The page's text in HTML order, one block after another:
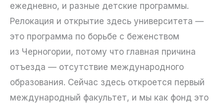
ежедневно, и разные детские программы.
Релокация и открытие здесь университета —
это программа по борьбе с беженством
из Черногории, потому что главная причина
отъезда — отсутствие международного
образования. Сейчас здесь откроется первый
международный факультет, и мы как фонд это